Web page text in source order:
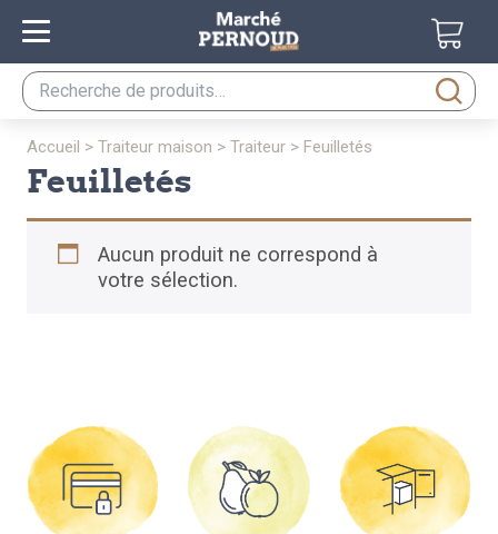
Recherche
pour :
accueil > traiteur maison > traiteur > feuilletés
feuilletés
Aucun produit ne correspond à
votre sélection.